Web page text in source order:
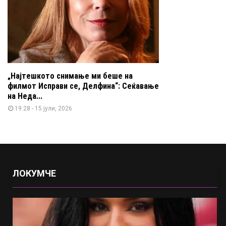
„Најтешкото снимање ми беше на
филмот Исправи се, Делфина“: Сеќавање
на Неда...
19:28 - 15 јули, 2026
ЛОКУМЧЕ